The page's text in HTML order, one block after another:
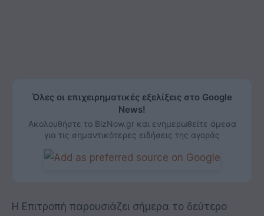
Όλες οι επιχειρηματικές εξελίξεις στο Google
News!
Ακολουθήστε το BizNow.gr και ενημερωθείτε άμεσα
για τις σημαντικότερες ειδήσεις της αγοράς
Η Επιτροπή παρουσιάζει σήμερα το δεύτερο